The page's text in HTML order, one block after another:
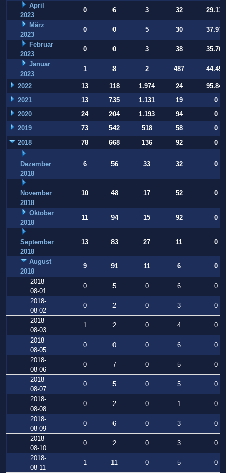
April
2023
0 6 3 32
29.112
März
2023
0 0 5 30
37.973
Februar
2023
0 0 3 38
35.709
Januar
2023
1 8 2 487 44.497
2022 13 118 1.974 24
95.847
2021
13 735 1.131 19
0
2020
24 204 1.193 94
0
2019
73 542 518 58
0
2018
78 668 136 92 0
Dezember
2018
6 56 33 32 0
November
2018
10 48 17 52 0
Oktober
2018
11 94 15 92 0
September
2018
13 83 27 11 0
August
2018
9 91 11 6
0
2018-
08-01
0 5 0 6
0
2018-
08-02
0 2 0 3
0
2018-
08-03
1 2 0 4
0
2018-
08-05
0 0 0 6
0
2018-
08-06
0 7 0 5
0
2018-
08-07
0 5 0 5
0
2018-
08-08
0 2 0 1
0
2018-
08-09
0 6 0 3
0
2018-
08-10
0 2 0 3
0
2018-
08-11
1 11 0 5
0